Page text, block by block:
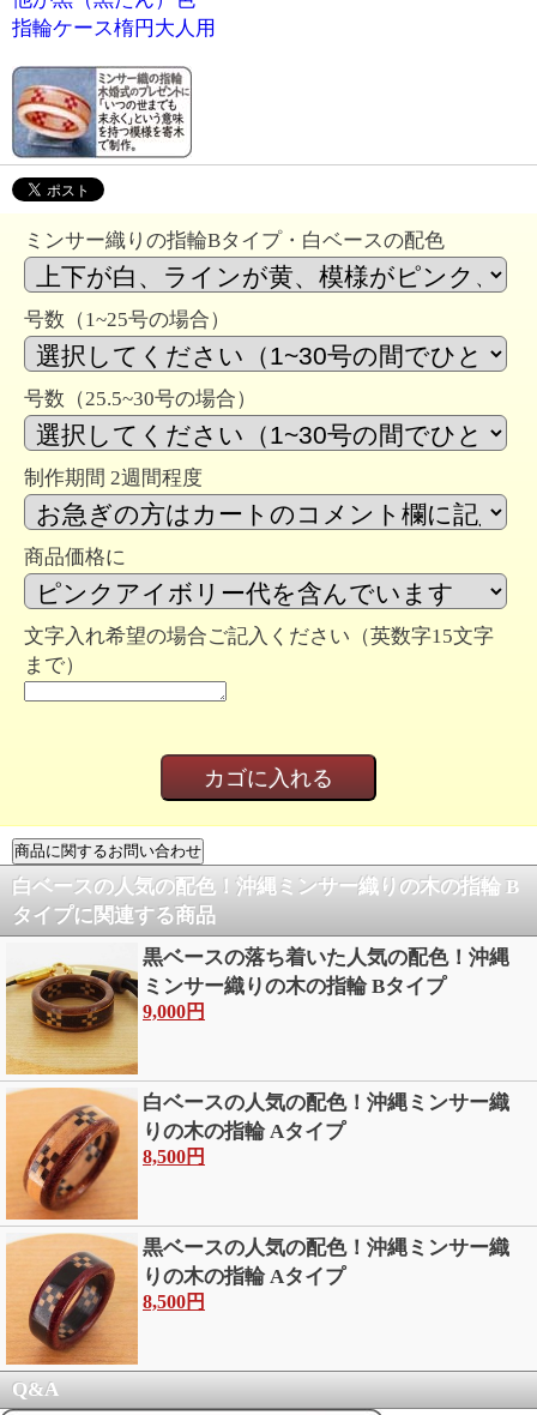
指輪ケース楕円大人用
ミンサー織りの指輪Bタイプ・白ベースの配色
号数（1~25号の場合）
号数（25.5~30号の場合）
制作期間 2週間程度
商品価格に
文字入れ希望の場合ご記入ください（英数字15文字
まで）
白ベースの人気の配色！沖縄ミンサー織りの木の指輪 B
タイプに関連する商品
黒ベースの落ち着いた人気の配色！沖縄
ミンサー織りの木の指輪 Bタイプ
9,000円
白ベースの人気の配色！沖縄ミンサー織
りの木の指輪 Aタイプ
8,500円
黒ベースの人気の配色！沖縄ミンサー織
りの木の指輪 Aタイプ
8,500円
Q&A